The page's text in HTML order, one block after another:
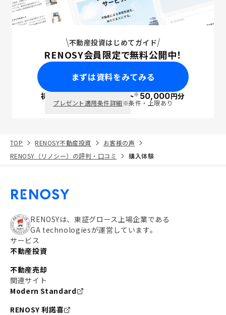
不動産投資はじめてガイド
RENOSY会員限定で無料公開中！
まずは資料をみてみる
初回面談で ポイント※50,000円分
プレゼント適用条件詳細※条件・上限あり
TOP RENOSY不動産投資
お客様の声
RENOSY（リノシー）の評判・口コミ
購入体験
RENOSYは、東証グロース上場企業である
GA technologiesが運営しています。
サービス
不動産投資
不動産売却
関連サイト
Modern Standard
RENOSY 利諾喜